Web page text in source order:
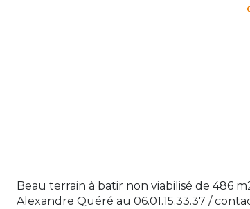
Beau terrain à batir non viabilisé de 486
Alexandre Quéré au 06.01.15.33.37 /